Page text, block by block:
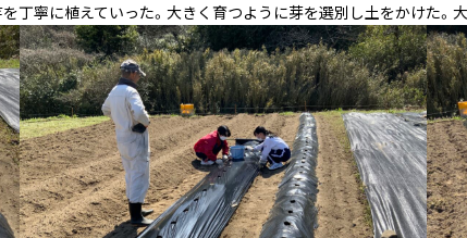
丁寧に植えていった。大きく育つように芽を選別し土をかけた。